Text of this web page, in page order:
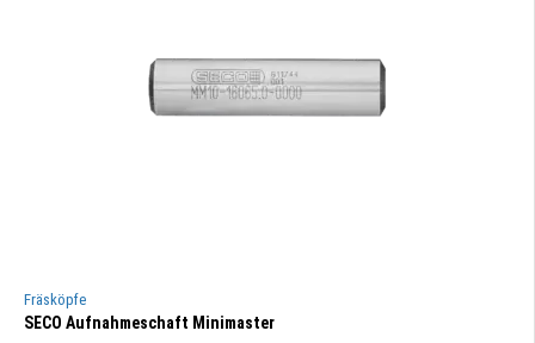
Fräsköpfe
SECO Aufnahmeschaft Minimaster